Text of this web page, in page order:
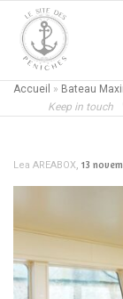
Accueil » Bateau
Keep in touch
Lea AREABOX, 13